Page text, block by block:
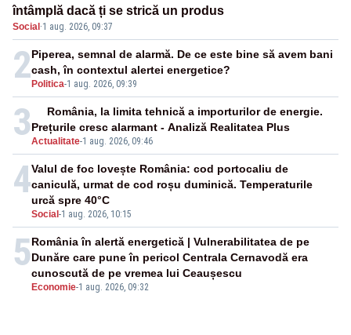
întâmplă dacă ți se strică un produs
Social ·1 aug. 2026, 09:37
2 Politica-1 aug. 2026, 09:39
Piperea, semnal de alarmă. De ce este bine să avem bani
cash, în contextul alertei energetice?
3Actualitate-1 aug. 2026, 09:46
România, la limita tehnică a importurilor de energie.
Prețurile cresc alarmant - Analiză Realitatea Plus
4
Social -1 aug. 2026, 10:15
Valul de foc lovește România: cod portocaliu de
caniculă, urmat de cod roșu duminică. Temperaturile
urcă spre 40°C
5
Economie-1 aug. 2026, 09:32
România în alertă energetică | Vulnerabilitatea de pe
Dunăre care pune în pericol Centrala Cernavodă era
cunoscută de pe vremea lui Ceaușescu